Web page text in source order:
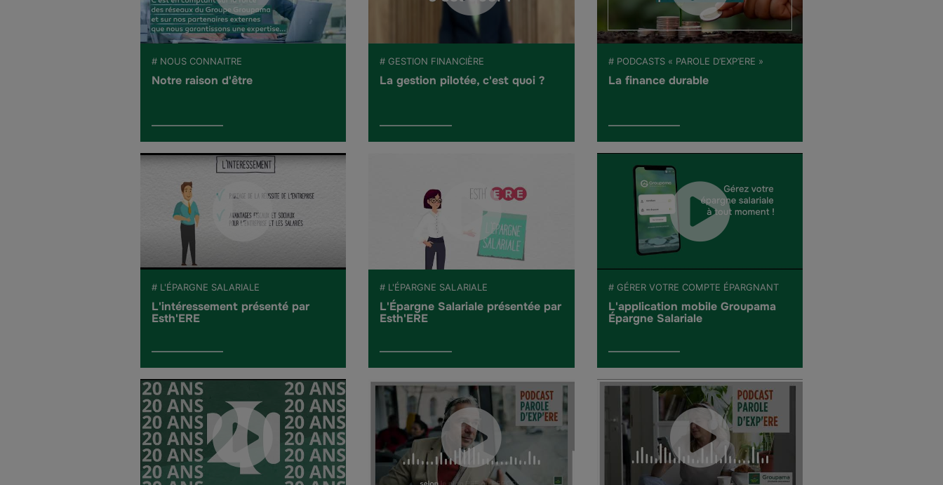
# NOUS CONNAITRE
Notre raison d'être
# GESTION FINANCIÈRE
La gestion pilotée, c'est quoi ?
# PODCASTS « PAROLE D’EXP’ERE »
La finance durable
# L'ÉPARGNE SALARIALE
L'intéressement présenté par
Esth'ERE
# L'ÉPARGNE SALARIALE
L'Épargne Salariale présentée par
Esth'ERE
# GÉRER VOTRE COMPTE ÉPARGNANT
L'application mobile Groupama
Épargne Salariale